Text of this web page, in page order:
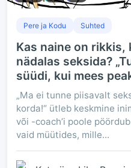
Pere ja Kodu Suhted
Kas naine on rikkis,
nädalas seksida?
süüdi, kui mees
„Ma ei tunne piisavalt
korda!“ ütleb keskmine
või -coach’i poole
vaid müütides, mille...